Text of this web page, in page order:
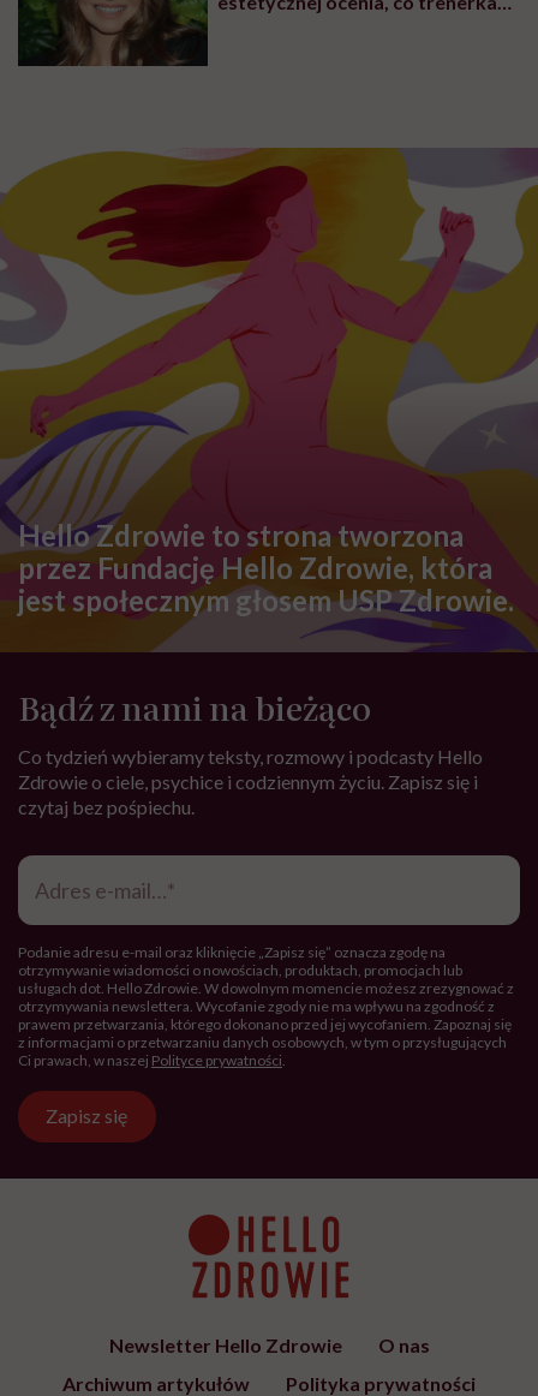
Hello Zdrowie to strona tworzona
przez Fundację Hello Zdrowie, która
jest społecznym głosem USP Zdrowie.
Bądź z nami na bieżąco
Co tydzień wybieramy teksty, rozmowy i podcasty Hello
Zdrowie o ciele, psychice i codziennym życiu. Zapisz się i
czytaj bez pośpiechu.
Adres
mail*
Podanie adresu e-mail oraz kliknięcie „Zapisz się” oznacza zgodę na
otrzymywanie wiadomości o nowościach, produktach, promocjach lub
usługach dot. Hello Zdrowie. W dowolnym momencie możesz zrezygnować z
otrzymywania newslettera. Wycofanie zgody nie ma wpływu na zgodność z
prawem przetwarzania, którego dokonano przed jej wycofaniem. Zapoznaj się
z informacjami o przetwarzaniu danych osobowych, w tym o przysługujących
Ci prawach, w naszej Polityce prywatności
Zapisz się
Newsletter Hello Zdrowie
O nas
Archiwum artykułów
Polityka prywatności